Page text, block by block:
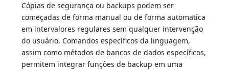
Cópias de segurança ou backups podem ser
começadas de forma manual ou de forma automatica
em intervalores regulares sem qualquer intervenção
do usuário. Comandos específicos da linguagem,
assim como métodos de bancos de dados específicos,
permitem integrar funções de backup em uma